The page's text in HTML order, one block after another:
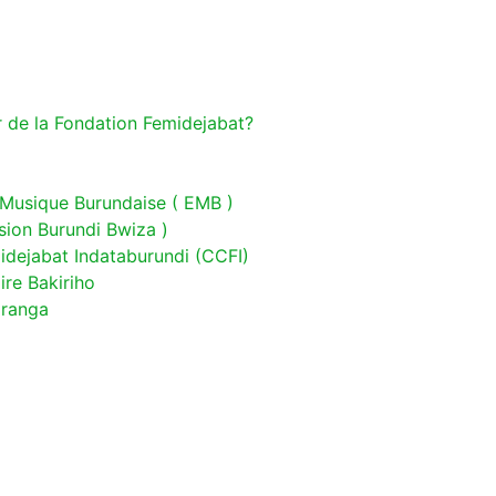
la Fondation Femidejabat?
Burundaise ( EMB )
Burundi Bwiza )
Indataburundi (CCFI)
Bakiriho